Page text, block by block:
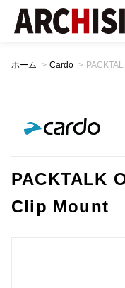
ホーム > Cardo >
PACKTALK
Clip Mount